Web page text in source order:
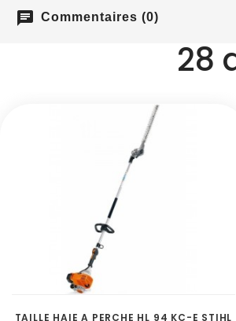
chat Commentaires (0)
28
TAILLE HAIE A PERCHE HL 94 KC-E STIHL